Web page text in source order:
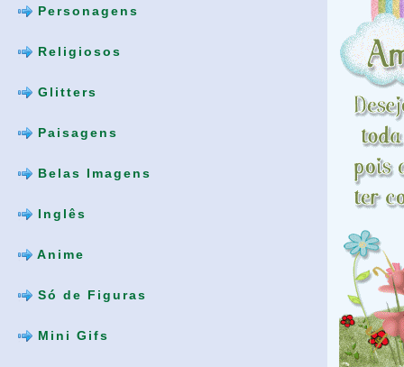
Personagens
Religiosos
Glitters
Paisagens
Belas Imagens
Inglês
Anime
Só de Figuras
Mini Gifs